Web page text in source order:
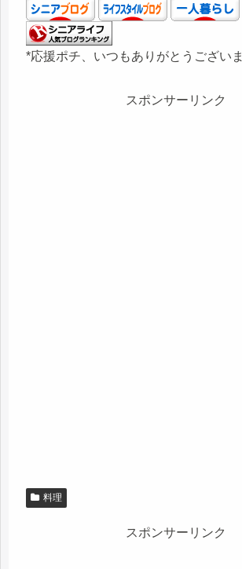
*応援ポチ、いつもありがとうございま
スポンサーリンク
料理
スポンサーリンク